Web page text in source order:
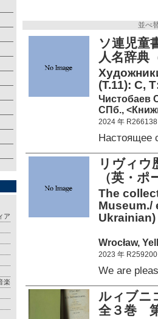
ア
楽
並べ
ソ連児
人名辞典
(Т.11): С,
Чистобаев
СПб.,
2024 年 R266138
Настоящее
リヴィウ
（英・
The
Museum./
Ukrainian)
Wrocław,
2023 年 R259200
We are
ルィブニ
全３巻